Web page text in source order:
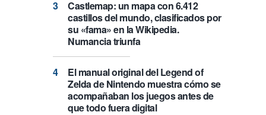
Castlemap: un mapa con 6.412
castillos del mundo, clasificados por
su «fama» en la Wikipedia.
Numancia triunfa
El manual original del Legend of
Zelda de Nintendo muestra cómo se
acompañaban los juegos antes de
que todo fuera digital